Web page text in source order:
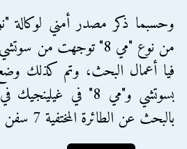
وحسبما ذكر مصدر أمني لوكالة
من نوع "مي 8" توجهت من
بسوتشي و"مي 8" في
بالبحث عن الطائرة المختفية 7 سفن في مياه البحر الأسود.